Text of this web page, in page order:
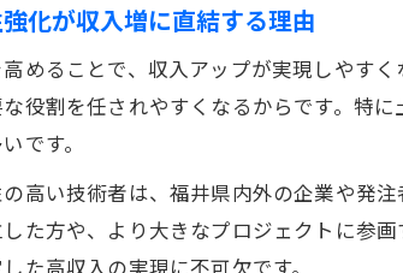
化が収入増に直結する理由
めることで、収入アップが実現しやす
役割を任されやすくなるからです。特
です。
高い技術者は、福井県内外の企業や発
た方や、より大きなプロジェクトに参
た高収入の実現に不可欠です。